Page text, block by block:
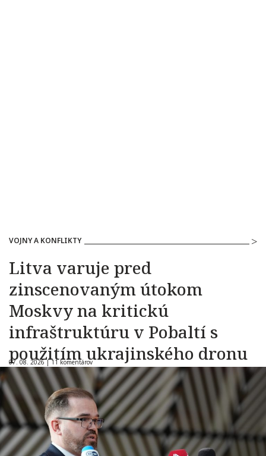
VOJNY A KONFLIKTY
Litva varuje pred
zinscenovaným útokom
Moskvy na kritickú
infraštruktúru v Pobaltí s
použitím ukrajinského dronu
07. 08. 2026 |11 komentárov